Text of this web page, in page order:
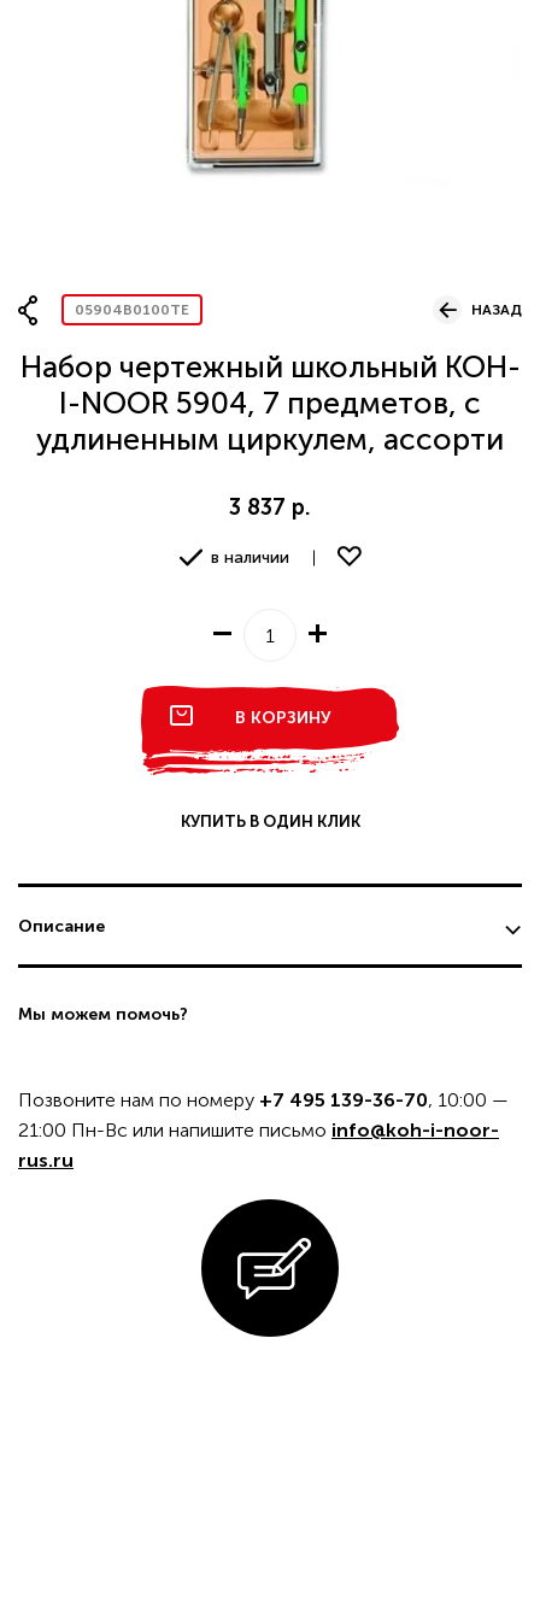
05904B0100TE НАЗАД
Набор чертежный школьный KOH-
I-NOOR 5904, 7 предметов, с
удлиненным циркулем, ассорти
3 837 р.
в наличии
В КОРЗИНУ
КУПИТЬ В ОДИН КЛИК
Описание
Мы можем помочь?
Позвоните нам по номеру +7 495 139-36-70, 10:00 —
21:00 Пн-Вс или напишите письмо info@koh-i-noor-
rus.ru
Вопрос по представительству